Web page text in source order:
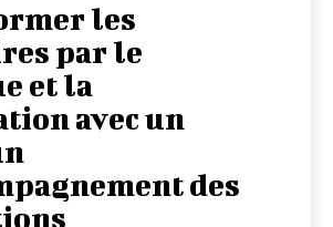
les
par le
et la
avec un
des